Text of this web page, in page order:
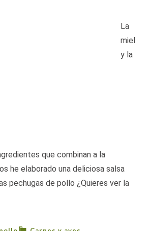
La
miel
y la
que combinan a la
he elaborado una deliciosa salsa
pechugas de pollo ¿Quieres ver la